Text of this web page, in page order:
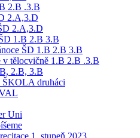
2.B .3.B
2.A,3.D
2.A,3.D
1.B 2.B 3.B
ŠD 1.B 2.B 3.B
v tělocvičně 1.B 2.B .3.B
2.B, 3.B
druháci
Uni